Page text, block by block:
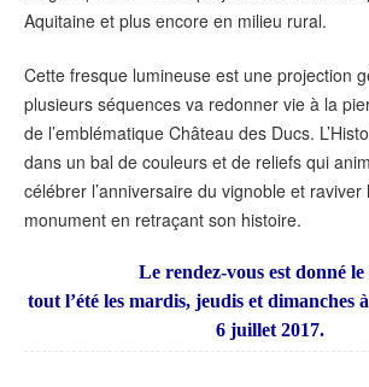
Aquitaine et plus encore en milieu rural.
Cette fresque lumineuse est une projection
plusieurs séquences va redonner vie à la
de l’emblématique Château des Ducs.
dans un bal de couleurs et de reliefs qui
célébrer l’anniversaire du vignoble et raviver
monument en retraçant son histoire.
Le rendez-vous est donné le
tout l’été les mardis, jeudis et dimanches
6 juillet 2017.